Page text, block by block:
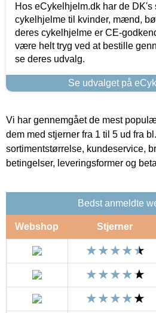
Hos eCykelhjelm.dk har de DK's
cykelhjelme til kvinder, mænd,
deres cykelhjelme er CE-
være helt tryg ved at bestille
se deres udvalg.
Se udvalget på
Vi har gennemgået de mest
dem med stjerner fra 1 til 5 ud fra
sortimentstørrelse, kundeservice,
betingelser, leveringsformer og
Bedst anmeldte
Webshop Stjerner